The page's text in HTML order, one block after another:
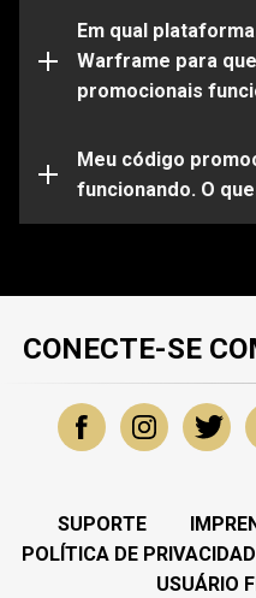
Em qual
Warframe para
promocionais
determinadas
sua conta do Warframe
escolha.
Meu código
funcionando. O
Seu código promocional
problemas específicos,
nossaEquipe de Suporte.
CONECTE-SE
SUPORTE
POLÍTICA DE
USUÁRIO